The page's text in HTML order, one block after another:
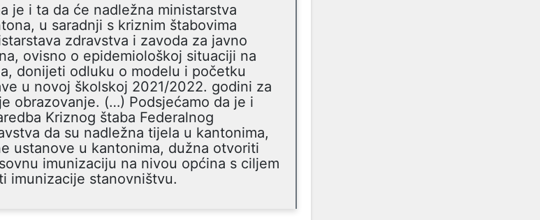
je i ta da će nadležna ministarstva
u saradnji s kriznim štabovima
zdravstva i zavoda za javno
ovisno o epidemiološkoj situaciji na
donijeti odluku o modelu i početku
u novoj školskoj 2021/2022. godini za
obrazovanje. (…) Podsjećamo da je i
Kriznog štaba Federalnog
da su nadležna tijela u kantonima,
ustanove u kantonima, dužna otvoriti
imunizaciju na nivou općina s ciljem
imunizacije stanovništvu.